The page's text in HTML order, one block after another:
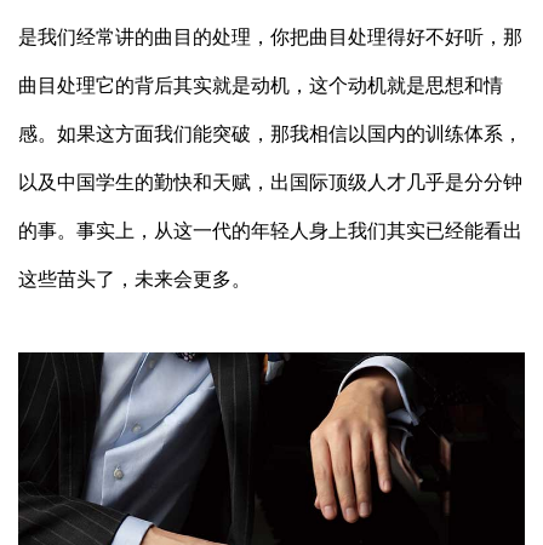
是我们经常讲的曲目的处理，你把曲目处理得好不好听，那
曲目处理它的背后其实就是动机，这个动机就是思想和情
感。如果这方面我们能突破，那我相信以国内的训练体系，
以及中国学生的勤快和天赋，出国际顶级人才几乎是分分钟
的事。事实上，从这一代的年轻人身上我们其实已经能看出
这些苗头了，未来会更多。